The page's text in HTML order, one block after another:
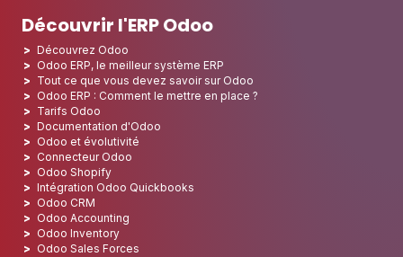
Découvrir l'ERP Odoo
Découvrez Odoo
Odoo ERP, le meilleur système ERP
Tout ce que vous devez savoir sur Odoo
Odoo ERP : Comment le mettre en place ?
Tarifs Odoo
Documentation d'Odoo
Odoo et évolutivité
Connecteur Odoo
Odoo Shopify
Intégration Odoo Quickbooks
Odoo CRM
Odoo Accounting
Odoo Inventory
Odoo Sales Forces